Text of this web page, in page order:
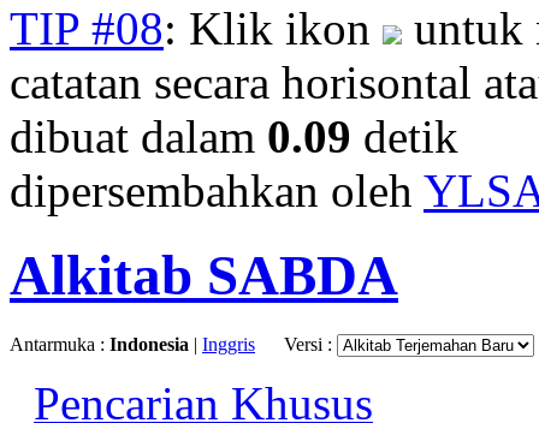
TIP #08: Klik ikon
untuk
catatan secara horisontal
dibuat dalam 0.09 detik
dipersembahkan oleh
Alkitab SABDA
Antarmuka : Indonesia | Inggris Versi :
Pencarian Khusus